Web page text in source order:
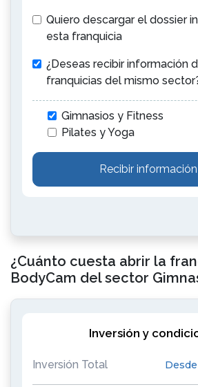
Quiero descargar el dossier
esta franquicia
¿Deseas recibir información
franquicias del mismo
Gimnasios y Fitness
Pilates y Yoga
Recibir información
¿Cuánto cuesta abrir la
BodyCam del sector
Inversión y
Inversión Total